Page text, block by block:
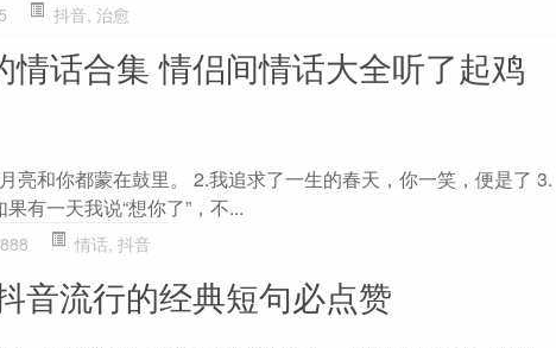
抖音, 治愈
情话合集 情侣间情话大全听了起鸡
亮和你都蒙在鼓里。 2.我追求了一生的春天，你一笑，便是了 3.
有一天我说“想你了”，不...
888 情话, 抖音
音流行的经典短句必点赞